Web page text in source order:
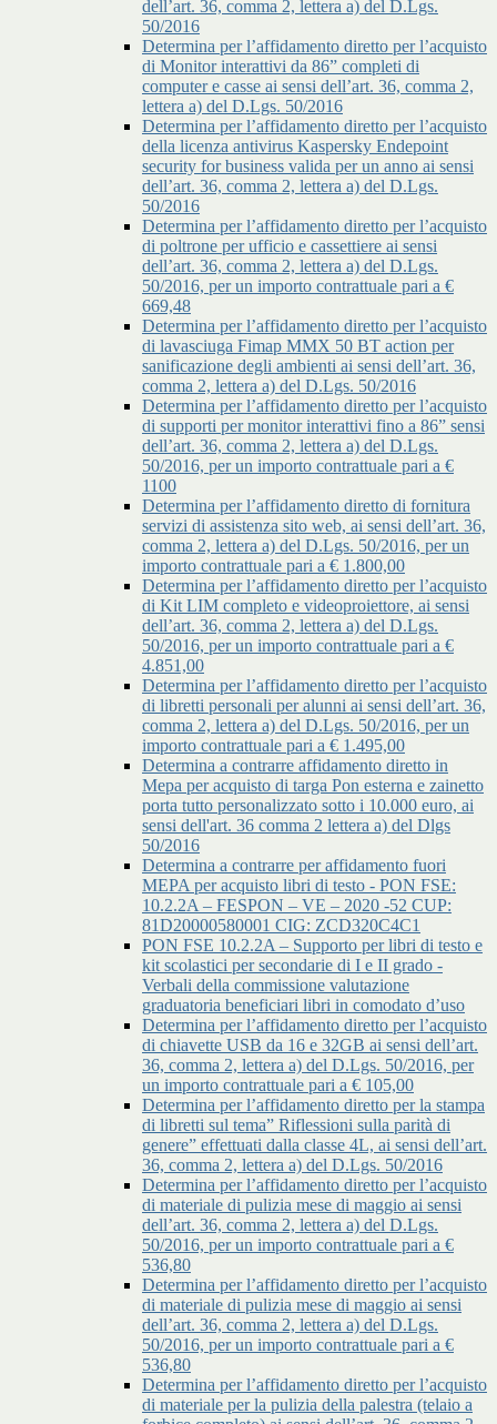
dell’art. 36, comma 2, lettera a) del D.Lgs.
50/2016
Determina per l’affidamento diretto per l’acquisto
di Monitor interattivi da 86” completi di
computer e casse ai sensi dell’art. 36, comma 2,
lettera a) del D.Lgs. 50/2016
Determina per l’affidamento diretto per l’acquisto
della licenza antivirus Kaspersky Endepoint
security for business valida per un anno ai sensi
dell’art. 36, comma 2, lettera a) del D.Lgs.
50/2016
Determina per l’affidamento diretto per l’acquisto
di poltrone per ufficio e cassettiere ai sensi
dell’art. 36, comma 2, lettera a) del D.Lgs.
50/2016, per un importo contrattuale pari a €
669,48
Determina per l’affidamento diretto per l’acquisto
di lavasciuga Fimap MMX 50 BT action per
sanificazione degli ambienti ai sensi dell’art. 36,
comma 2, lettera a) del D.Lgs. 50/2016
Determina per l’affidamento diretto per l’acquisto
di supporti per monitor interattivi fino a 86” sensi
dell’art. 36, comma 2, lettera a) del D.Lgs.
50/2016, per un importo contrattuale pari a €
1100
Determina per l’affidamento diretto di fornitura
servizi di assistenza sito web, ai sensi dell’art. 36,
comma 2, lettera a) del D.Lgs. 50/2016, per un
importo contrattuale pari a € 1.800,00
Determina per l’affidamento diretto per l’acquisto
di Kit LIM completo e videoproiettore, ai sensi
dell’art. 36, comma 2, lettera a) del D.Lgs.
50/2016, per un importo contrattuale pari a €
4.851,00
Determina per l’affidamento diretto per l’acquisto
di libretti personali per alunni ai sensi dell’art. 36,
comma 2, lettera a) del D.Lgs. 50/2016, per un
importo contrattuale pari a € 1.495,00
Determina a contrarre affidamento diretto in
Mepa per acquisto di targa Pon esterna e zainetto
porta tutto personalizzato sotto i 10.000 euro, ai
sensi dell'art. 36 comma 2 lettera a) del Dlgs
50/2016
Determina a contrarre per affidamento fuori
MEPA per acquisto libri di testo - PON FSE:
10.2.2A – FESPON – VE – 2020 -52 CUP:
81D20000580001 CIG: ZCD320C4C1
PON FSE 10.2.2A – Supporto per libri di testo e
kit scolastici per secondarie di I e II grado -
Verbali della commissione valutazione
graduatoria beneficiari libri in comodato d’uso
Determina per l’affidamento diretto per l’acquisto
di chiavette USB da 16 e 32GB ai sensi dell’art.
36, comma 2, lettera a) del D.Lgs. 50/2016, per
un importo contrattuale pari a € 105,00
Determina per l’affidamento diretto per la stampa
di libretti sul tema” Riflessioni sulla parità di
genere” effettuati dalla classe 4L, ai sensi dell’art.
36, comma 2, lettera a) del D.Lgs. 50/2016
Determina per l’affidamento diretto per l’acquisto
di materiale di pulizia mese di maggio ai sensi
dell’art. 36, comma 2, lettera a) del D.Lgs.
50/2016, per un importo contrattuale pari a €
536,80
Determina per l’affidamento diretto per l’acquisto
di materiale di pulizia mese di maggio ai sensi
dell’art. 36, comma 2, lettera a) del D.Lgs.
50/2016, per un importo contrattuale pari a €
536,80
Determina per l’affidamento diretto per l’acquisto
di materiale per la pulizia della palestra (telaio a